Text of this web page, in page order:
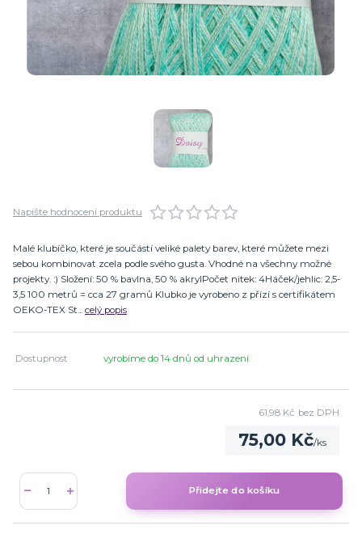
Napište hodnocení produktu
Malé klubíčko, které je součástí veliké palety barev, které můžete mezi
sebou kombinovat zcela podle svého gusta. Vhodné na všechny možné
projekty. :) Složení: 50 % bavlna, 50 % akrylPočet nitek: 4Háček/jehlic: 2,5-
3,5 100 metrů = cca 27 gramů Klubko je vyrobeno z přízí s certifikátem
OEKO-TEX St... celý popis
Dostupnost vyrobíme do 14 dnů od uhrazení
75,00 Kč/ks
61,98 Kč bez DPH
Přidejte do košíku